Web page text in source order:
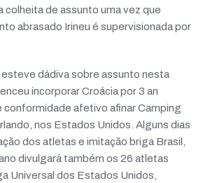
colheita de assunto uma vez que
abrasado Irineu é supervisionada por
dádiva sobre assunto nesta
incorporar Croácia por 3 an
conformidade afetivo afinar Camping
nos Estados Unidos. Alguns dias
dos atletas e imitação briga Brasil,
divulgará também os 26 atletas
Universal dos Estados Unidos,